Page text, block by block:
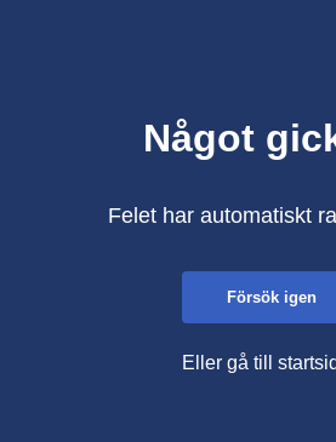
Något
Felet har automatiskt
Försök igen
Eller gå till